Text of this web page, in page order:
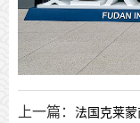
上一篇： 法国克莱